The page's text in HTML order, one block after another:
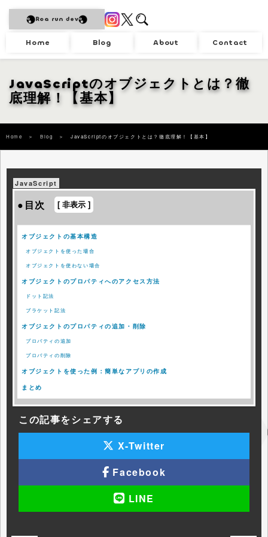
Roa run dev
Home Blog About Contact
JavaScriptのオブジェクトとは？徹
底理解！【基本】
Home ＞ Blog ＞ JavaScriptのオブジェクトとは？徹底理解！【基本】
JavaScript
●目次
オブジェクトの基本構造
オブジェクトを使った場合
オブジェクトを使わない場合
オブジェクトのプロパティへのアクセス方法
ドット記法
ブラケット記法
オブジェクトのプロパティの追加・削除
プロパティの追加
プロパティの削除
オブジェクトを使った例：簡単なアプリの作成
まとめ
この記事をシェアする
X-Twitter
Facebook
LINE